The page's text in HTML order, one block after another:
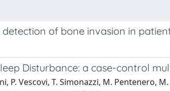
of bone invasion in
Disturbance: a case-control
P. Vescovi, T. Simonazzi, M. Pentenero,